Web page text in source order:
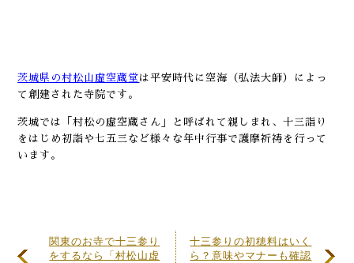
茨城県の村松山虚空蔵堂は平安時代に空海（弘法大師）によっ
て創建された寺院です。
茨城では「村松の虚空蔵さん」と呼ばれて親しまれ、十三詣り
をはじめ初詣や七五三など様々な年中行事で護摩祈祷を行って
います。
関東のお寺で十三参り
をするなら「村松山虚
十三参りの初穂料はいく
ら？意味やマナーも確認